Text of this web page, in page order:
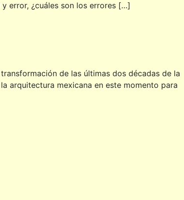
error, ¿cuáles son los errores […]
de las últimas dos décadas de la
arquitectura mexicana en este momento para